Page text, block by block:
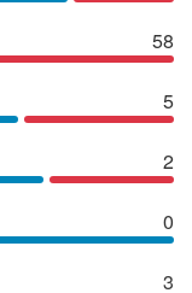
58
5
2
0
3